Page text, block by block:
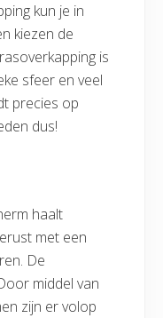
kun je in
kiezen de
is
sfeer en veel
precies op
dus!
haalt
met een
De
middel van
zijn er volop